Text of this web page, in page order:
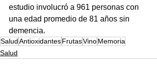
estudio involucró a 961 personas con
una edad promedio de 81 años sin
demencia.
SaludAntioxidantesFrutasVinoMemoria
Salud